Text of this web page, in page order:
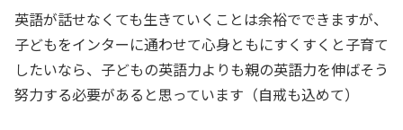
英語が話せなくても生きていくことは余裕でできますが、
子どもをインターに通わせて心身ともにすくすくと子育て
したいなら、子どもの英語力よりも親の英語力を伸ばそう
努力する必要があると思っています（自戒も込めて）